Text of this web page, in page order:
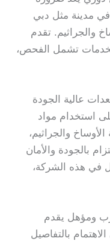
مدينة مثل دبي
والجراثيم. تقدم
تشمل الفحص،
عالية الجودة
استخدام مواد
والجراثيم،
بالجودة والأمان
في هذه الشركة،
ومؤهل يقدم
بالتفاصيل